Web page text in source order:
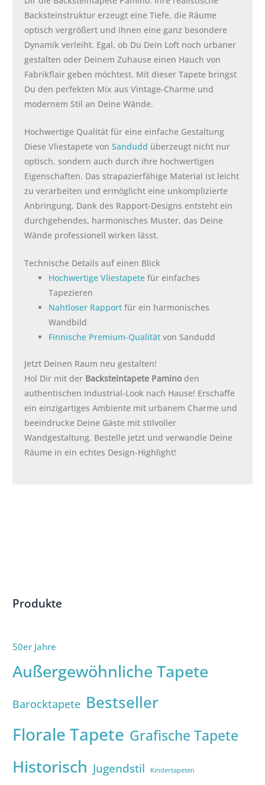
Backsteinstruktur erzeugt eine Tiefe, die Räume
optisch vergrößert und ihnen eine ganz besondere
Dynamik verleiht. Egal, ob Du Dein Loft noch urbaner
gestalten oder Deinem Zuhause einen Hauch von
Fabrikflair geben möchtest. Mit dieser Tapete bringst
Du den perfekten Mix aus Vintage-Charme und
modernem Stil an Deine Wände.
Hochwertige Qualität für eine einfache Gestaltung
Diese Vliestapete vonSandudd überzeugt nicht nur
optisch, sondern auch durch ihre hochwertigen
Eigenschaften. Das strapazierfähige Material ist leicht
zu verarbeiten und ermöglicht eine unkomplizierte
Anbringung. Dank des Rapport-Designs entsteht ein
durchgehendes, harmonisches Muster, das Deine
Wände professionell wirken lässt.
Technische Details auf einen Blick
Hochwertige Vliestapete für einfaches
Tapezieren
Nahtloser Rapport für ein harmonisches
Wandbild
Finnische Premium-Qualität von Sandudd
Jetzt Deinen Raum neu gestalten!
Hol Dir mit der Backsteintapete Paminoden
authentischen Industrial-Look nach Hause! Erschaffe
ein einzigartiges Ambiente mit urbanem Charme und
beeindrucke Deine Gäste mit stilvoller
Wandgestaltung. Bestelle jetzt und verwandle Deine
Räume in ein echtes Design-Highlight!
Produkte
50er Jahre
Außergewöhnliche Tapete
Barocktapete Bestseller
Florale Tapete Grafische Tapete
Historisch Jugendstil Kindertapeten